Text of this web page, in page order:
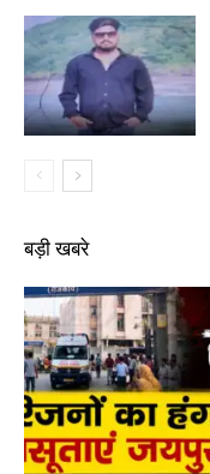
बड़ी खबरे